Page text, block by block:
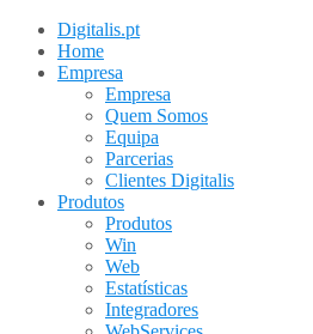
Digitalis.pt
Home
Empresa
Empresa
Quem Somos
Equipa
Parcerias
Clientes Digitalis
Produtos
Produtos
Win
Web
Estatísticas
Integradores